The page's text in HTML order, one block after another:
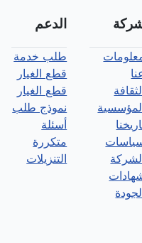
الدعم
طلب خدمة
قطع الغيار
قطع الغيار
نموذج طلب
أسئلة
متكررة
التنزيلات